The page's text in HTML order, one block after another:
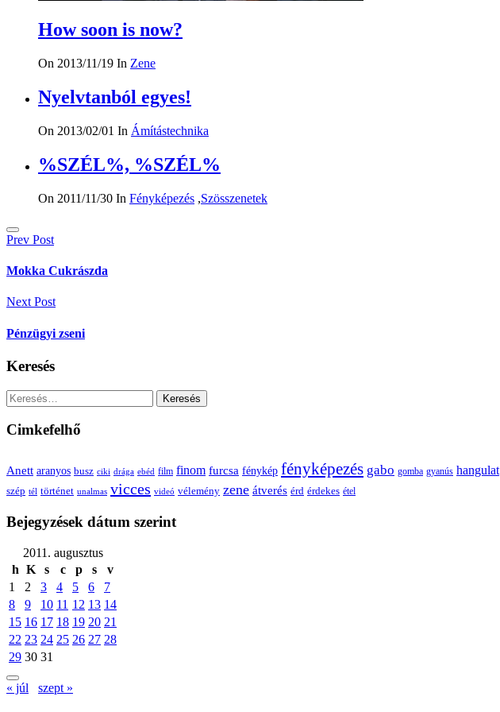
How soon is now?
On 2013/11/19 In Zene
Nyelvtanból egyes!
On 2013/02/01 In Ámítástechnika
%SZÉL%, %SZÉL%
On 2011/11/30 In Fényképezés ,Szösszenetek
Bejegyzés
navigáció
Prev Post
Mokka Cukrászda
Next Post
Pénzügyi zseni
Keresés
Keresés:
Cimkefelhő
Anett aranyos busz ciki drága ebéd film finom furcsa fénykép fényképezés gabo gomba gyanús hangulat
szép tél történet unalmas vicces videó vélemény zene átverés érd érdekes étel
Bejegyzések dátum szerint
2011. augusztus
h K s c p s
v
1
2 3 4 5 6
7
8
9 10 11 12 13 14
15 16 17 18 19 20 21
22 23 24 25 26 27 28
29 30 31
« júl szept »